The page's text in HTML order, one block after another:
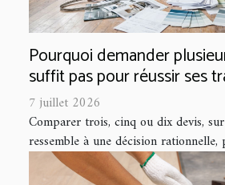
Pourquoi demander
suffit pas pour réussir ses
7 juillet 2026
Comparer trois, cinq ou dix devis,
ressemble à une décision rationnelle,